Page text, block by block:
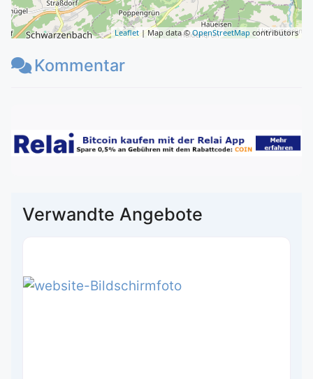
Leaflet| Map data ©OpenStreetMap contributors
Kommentar
Verwandte Angebote